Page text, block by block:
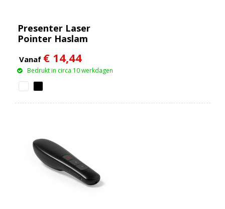
Presenter Laser
Pointer Haslam
Vanaf € 14,44
Bedrukt in circa 10 werkdagen